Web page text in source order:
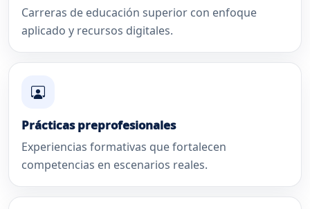
Carreras de educación superior con enfoque
aplicado y recursos digitales.
Prácticas preprofesionales
Experiencias formativas que fortalecen
competencias en escenarios reales.